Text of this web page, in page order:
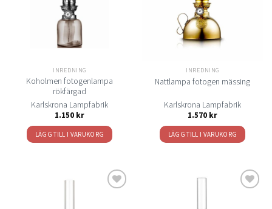
INREDNING
Koholmen fotogenlampa
rökfärgad
Karlskrona Lampfabrik
1.150 kr
LÄGG TILL I VARUKORG
INREDNING
Nattlampa fotogen mässing
Karlskrona Lampfabrik
1.570 kr
LÄGG TILL I VARUKORG